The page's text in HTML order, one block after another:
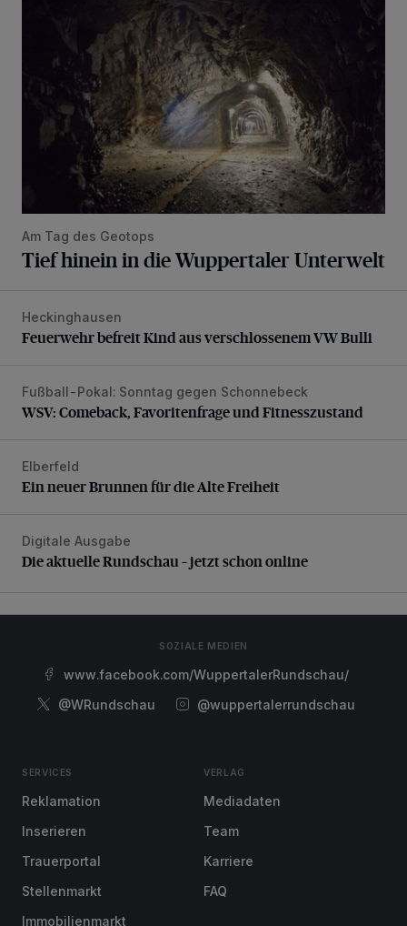
Am Tag des Geotops
Tief hinein in die Wuppertaler Unterwelt
Feuerwehr befreit Kind aus verschlossenem VW Bulli
Heckinghausen
Feuerwehr befreit Kind aus verschlossenem VW Bulli
WSV: Comeback, Favoritenfrage und Fitnesszustand
Fußball-Pokal: Sonntag gegen Schonnebeck
WSV: Comeback, Favoritenfrage und Fitnesszustand
Ein neuer Brunnen für die Alte Freiheit
Elberfeld
Ein neuer Brunnen für die Alte Freiheit
Die aktuelle Rundschau – jetzt schon online
Digitale Ausgabe
Die aktuelle Rundschau – jetzt schon online
SOZIALE MEDIEN
www.facebook.com/WuppertalerRundschau/
@WRundschau
@wuppertalerrundschau
SERVICES
Reklamation
Inserieren
Trauerportal
Stellenmarkt
Immobilienmarkt
VERLAG
Mediadaten
Team
Karriere
FAQ